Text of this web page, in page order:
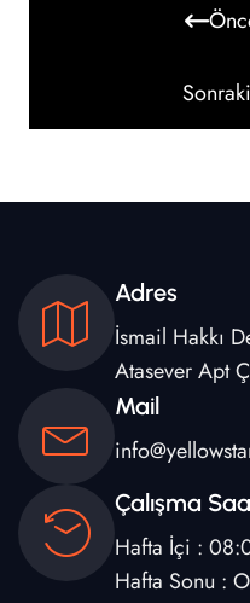
Adres
İsmail Hakkı
Atasever Apt
Mail
Çalışma
Hafta İçi :
Hafta Sonu :